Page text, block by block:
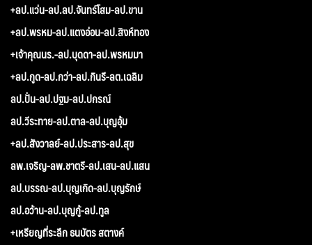
+ลป.แว่น-ลป.ลป.จันทร์โสม-ลป.ขาน
+ลป.พรหม-ลป.แตงอ่อน-ลป.สิงห์ทอง
+เจ้าคุณนร.-ลป.บุดดา-ลป.พรหมมา
+ลป.กูด-ลป.กว่า-ลป.กินรี-ลต.เฉลิม
ลป.ปั่น-ลป.ปฐม-ลป.ปกรณ์
ลป.วีระทาย-ลป.ตาล-ลป.บุญอุ้ม
+ลป.สังวาลย์-ลป.ประสาร-ลป.สุข
ลพ.เจริญ-ลพ.ชาตรี-ลป.เสน-ลป.แสน
ลป.บรรณ-ลป.บุญเกิด-ลป.บุญรักษ์
ลป.อว้าน-ลป.บุญกู้-ลป.ทูล
+เหรียญที่ระลึก ธนบัตร สตางค์